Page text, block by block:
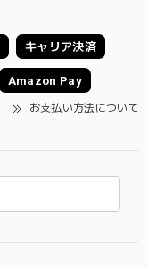
キャリア決済
Amazon Pay
お支払い方法について